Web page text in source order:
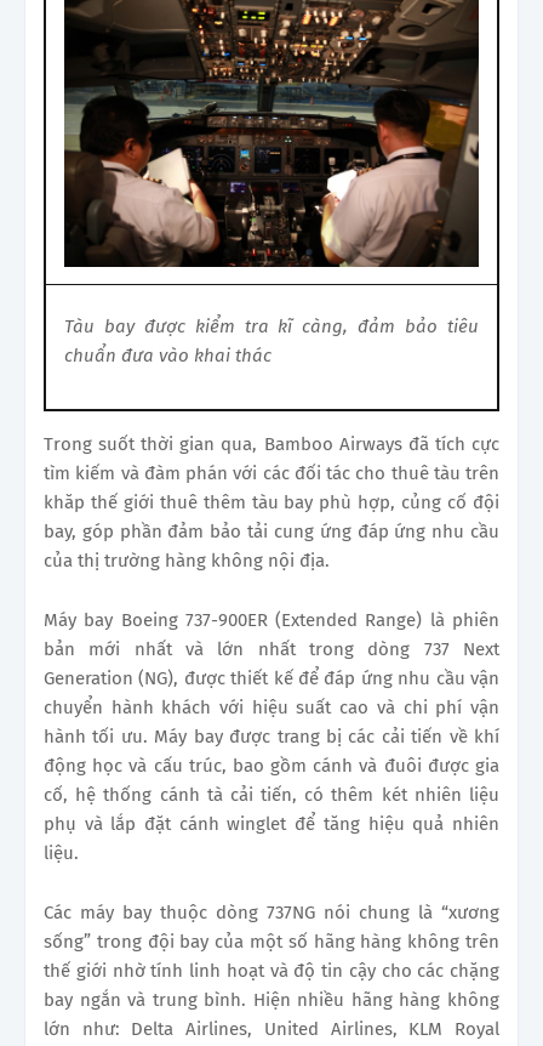
Tàu bay được kiểm tra kĩ càng, đảm bảo tiêu
chuẩn đưa vào khai thác
Trong suốt thời gian qua, Bamboo Airways đã tích cực
tìm kiếm và đàm phán với các đối tác cho thuê tàu trên
khăp thế giới thuê thêm tàu bay phù hợp, củng cố đội
bay, góp phần đảm bảo tải cung ứng đáp ứng nhu cầu
của thị trường hàng không nội địa.
Máy bay Boeing 737-900ER (Extended Range) là phiên
bản mới nhất và lớn nhất trong dòng 737 Next
Generation (NG), được thiết kế để đáp ứng nhu cầu vận
chuyển hành khách với hiệu suất cao và chi phí vận
hành tối ưu. Máy bay được trang bị các cải tiến về khí
động học và cấu trúc, bao gồm cánh và đuôi được gia
cố, hệ thống cánh tà cải tiến, có thêm két nhiên liệu
phụ và lắp đặt cánh winglet để tăng hiệu quả nhiên
liệu.
Các máy bay thuộc dòng 737NG nói chung là “xương
sống” trong đội bay của một số hãng hàng không trên
thế giới nhờ tính linh hoạt và độ tin cậy cho các chặng
bay ngắn và trung bình. Hiện nhiều hãng hàng không
lớn như: Delta Airlines, United Airlines, KLM Royal